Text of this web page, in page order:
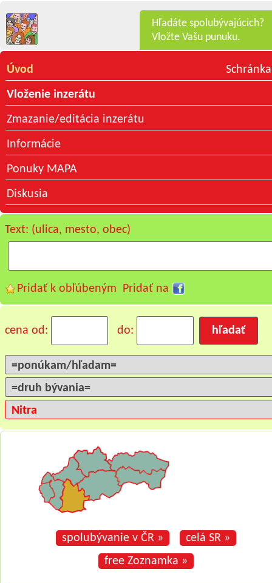
Hľadáte spolubývajúcich?
Vložte Vašu punuku.
Úvod
Vloženie inzerátu
Zmazanie/editácia inzerátu
Informácie
Ponuky MAPA
Diskusia
Text: (ulica, mesto, obec)
Pridať k obľúbeným Pridať na
cena od: do:
spolubývanie v ČR »
celá SR »
free Zoznamka »